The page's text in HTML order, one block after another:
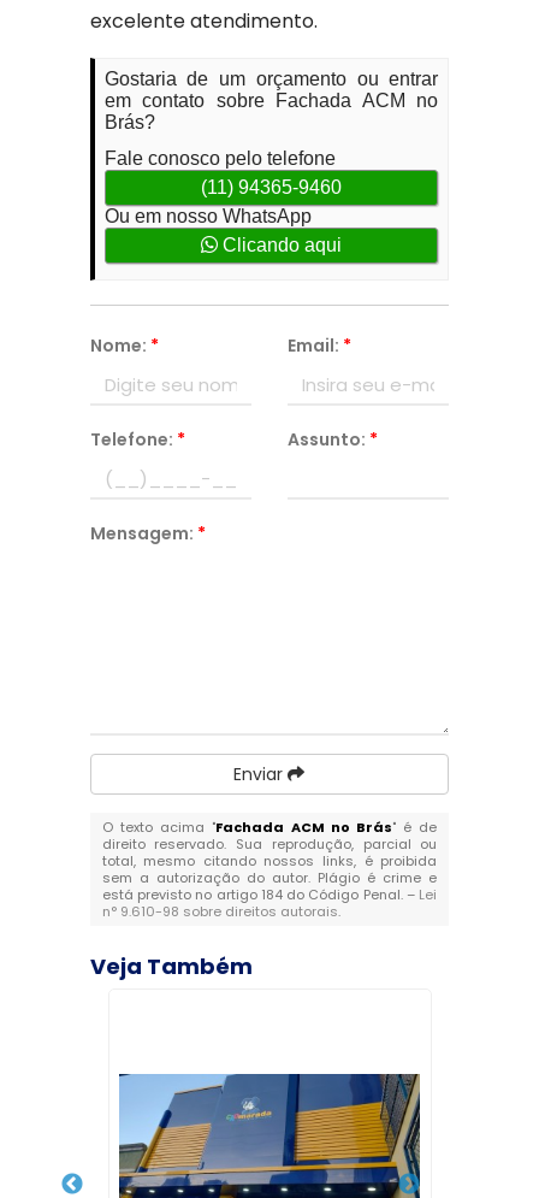
excelente atendimento.
Gostaria de um orçamento ou entrar
em contato sobre Fachada ACM no
Brás?
Fale conosco pelo telefone
(11) 94365-9460
Ou em nosso WhatsApp
Clicando aqui
Nome: * Email: *
Telefone: * Assunto: *
Mensagem: *
Enviar
O texto acima "Fachada ACM no Brás" é de
direito reservado. Sua reprodução, parcial ou
total, mesmo citando nossos links, é proibida
sem a autorização do autor. Plágio é crime e
está previsto no artigo 184 do Código Penal. – Lei
n° 9.610-98 sobre direitos autorais.
Veja Também